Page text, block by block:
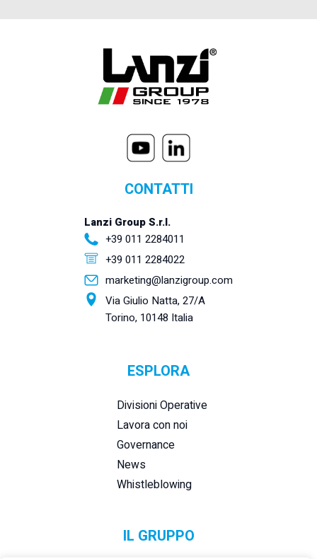
CONTATTI
Lanzi Group S.r.l.
+39 011 2284011
+39 011 2284022
marketing@lanzigroup.com
Via Giulio Natta, 27/A
Torino, 10148 Italia
ESPLORA
Divisioni Operative
Lavora con noi
Governance
News
Whistleblowing
IL GRUPPO